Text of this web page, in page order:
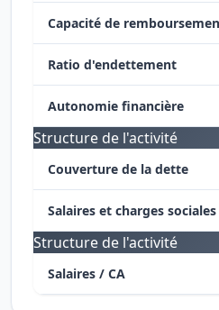
Capacité de
Ratio d'endettement
Autonomie financière
Structure de l'activité
Couverture de la dette
Salaires et charges sociales
Structure de l'activité
Salaires / CA